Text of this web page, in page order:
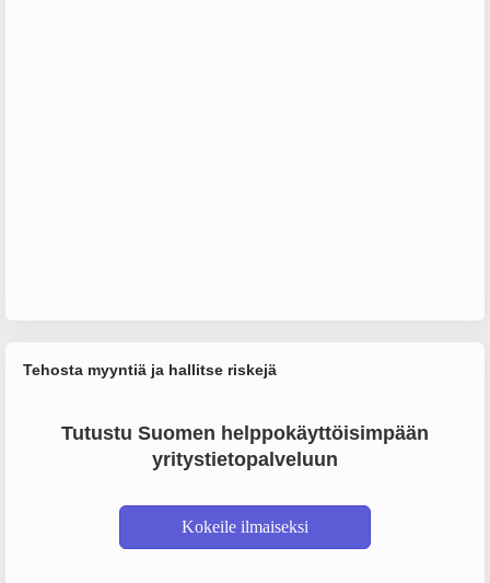
Tehosta myyntiä ja hallitse riskejä
Tutustu Suomen helppokäyttöisimpään
yritystietopalveluun
Kokeile ilmaiseksi